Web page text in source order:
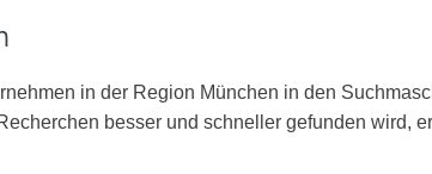
in der Region München in den
besser und schneller gefunden wird,